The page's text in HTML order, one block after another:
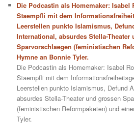
Die Podcastin als Homemaker: Isabel
Staempfli mit dem
Leerstellen punkto Islamismus,
International, absurdes Stella-Theater
Sparvorschlaegen (feministischen
Hymne an Bonnie Tyler.
Die Podcastin als Homemaker: Isabel
Staempfli mit dem
Leerstellen punkto Islamismus, Defund
absurdes Stella-Theater und grossen
(feministischen Reformpaketen) und
Tyler.